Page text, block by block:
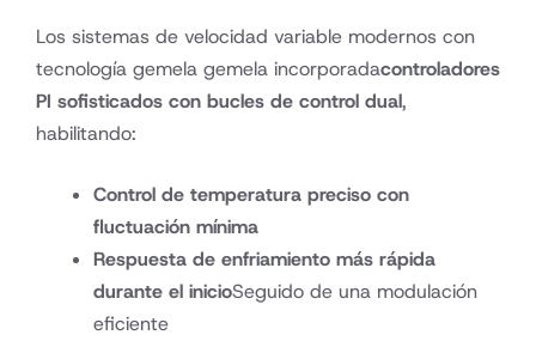
Los sistemas de velocidad variable modernos con
tecnología gemela gemela incorporadacontroladores
PI sofisticados con bucles de control dual,
habilitando:
Control de temperatura preciso con
fluctuación mínima
Respuesta de enfriamiento más rápida
durante el inicioSeguido de una modulación
eficiente